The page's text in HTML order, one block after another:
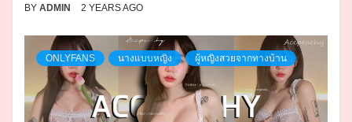
BY ADMIN 2 YEARS AGO
ONLYFANS นางแบบหญิง ผู้หญิงสวยจากทางบ้าน